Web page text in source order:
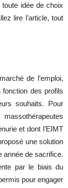
idée de choix
lire l’article, tout
de l’emploi,
des profils
souhaits. Pour
et dont l’EIMT
une solution
année de sacrifice.
par le biais du
pour engager